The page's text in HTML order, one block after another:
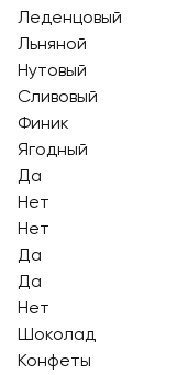
Леденцовый
Льняной
Нутовый
Сливовый
Финик
Ягодный
Да
Нет
Нет
Да
Да
Нет
Шоколад
Конфеты